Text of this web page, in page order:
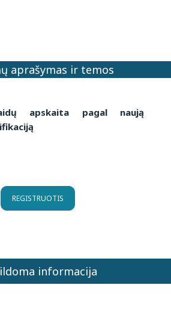
aprašymas ir temos
apskaita pagal naują
REGISTRUOTIS
informacija